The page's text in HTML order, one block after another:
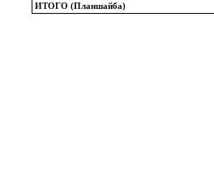
ИТОГО (Планшайба)